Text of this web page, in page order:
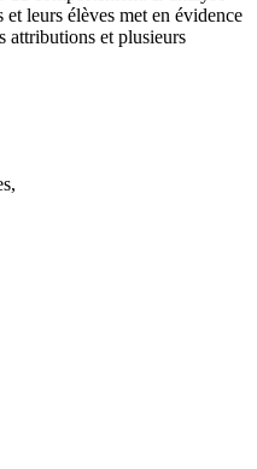
et leurs élèves met en évidence
attributions et plusieurs